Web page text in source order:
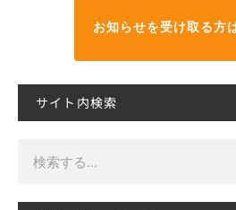
お知らせを受け取る方
サイト内検索